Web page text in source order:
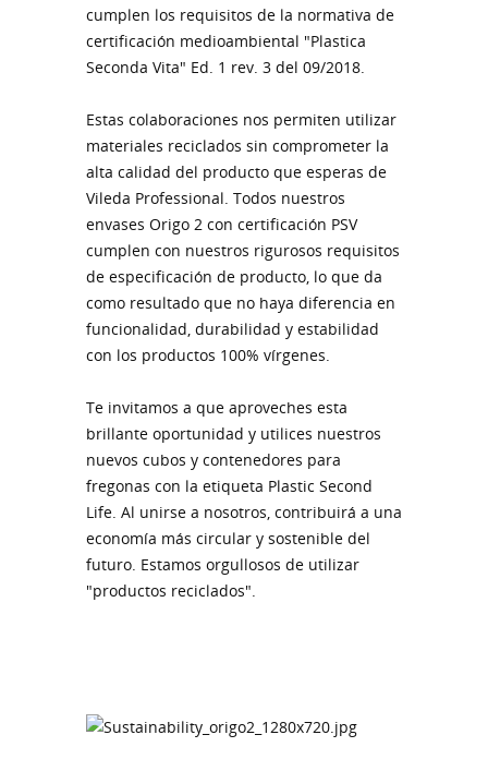
cumplen los requisitos de la normativa de
certificación medioambiental "Plastica
Seconda Vita" Ed. 1 rev. 3 del 09/2018.
Estas colaboraciones nos permiten utilizar
materiales reciclados sin comprometer la
alta calidad del producto que esperas de
Vileda Professional. Todos nuestros
envases Origo 2 con certificación PSV
cumplen con nuestros rigurosos requisitos
de especificación de producto, lo que da
como resultado que no haya diferencia en
funcionalidad, durabilidad y estabilidad
con los productos 100% vírgenes.
Te invitamos a que aproveches esta
brillante oportunidad y utilices nuestros
nuevos cubos y contenedores para
fregonas con la etiqueta Plastic Second
Life. Al unirse a nosotros, contribuirá a una
economía más circular y sostenible del
futuro. Estamos orgullosos de utilizar
"productos reciclados".